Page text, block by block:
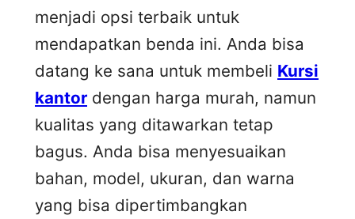
menjadi opsi terbaik untuk
mendapatkan benda ini. Anda bisa
datang ke sana untuk membeli Kursi
kantor dengan harga murah, namun
kualitas yang ditawarkan tetap
bagus. Anda bisa menyesuaikan
bahan, model, ukuran, dan warna
yang bisa dipertimbangkan